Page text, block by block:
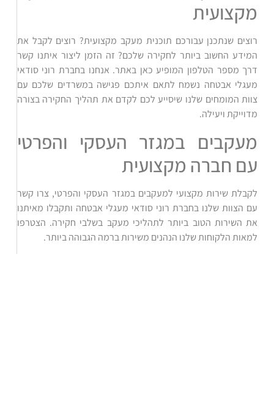
מקצועית
רוצים שנתכנן עבורכם תוכנית מעקב מקצועית? רוצים לקבל את
המידע החשוב ביותר לחקירה שלכם? זה הזמן ליצור איתנו קשר
דרך מספר הטלפון המופיע כאן באתר. אנחנו בחברת רוני סודאי
מעגלי אבטחה נשמח לתאם איתכם פגישה במשרדים שלכם עם
צוות המומחים שלנו שיסייע לכם לקדם את תהליך החקירה בצורה
מדוייקת ויעילה.
מעקבים במגזר העסקי והפרטי
עם חברה מקצועית
לקבלת שירות מקצועי למעקבים במגזר העסקי והפרטי, צרו קשר
עם הצוות שלנו בחברת רוני סודאי מעגלי אבטחה ותקבלו מאיתנו
את השירות הטוב ביותר לתהליכי מעקב בשלבי חקירה. הצטרפו
למאות הלקוחות שלנו הנהנים משירות ברמה הגבוהה ביותר.